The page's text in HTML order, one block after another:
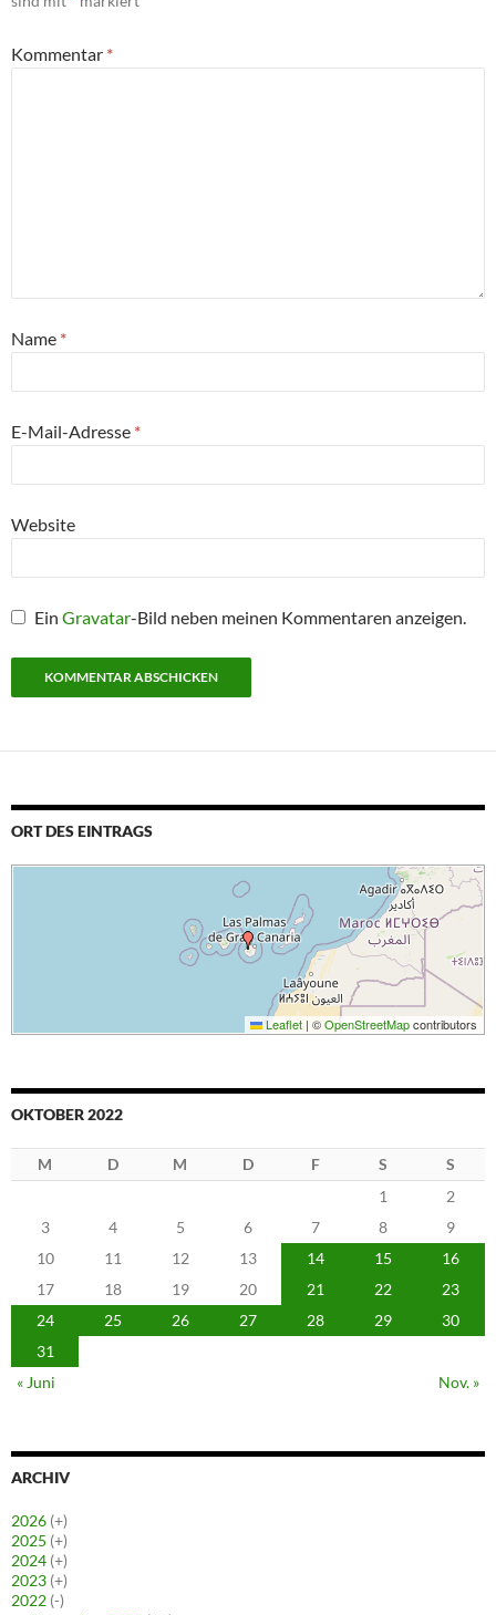
Kommentar *
Name *
E-Mail-Adresse *
Website
EinGravatar-Bild neben meinen Kommentaren anzeigen.
ORT DES EINTRAGS
Leaflet | ©OpenStreetMapcontributors
OKTOBER 2022
M D M D F S
S
1
2
3
4 5 6 7 8
9
10
11 12 13 14 15
16
17
18 19 20 21 22
23
24
25 26 27 28 29
30
31
« Juni
Nov. »
ARCHIV
2026 (+)
2025 (+)
2024 (+)
2023 (+)
2022 (-)